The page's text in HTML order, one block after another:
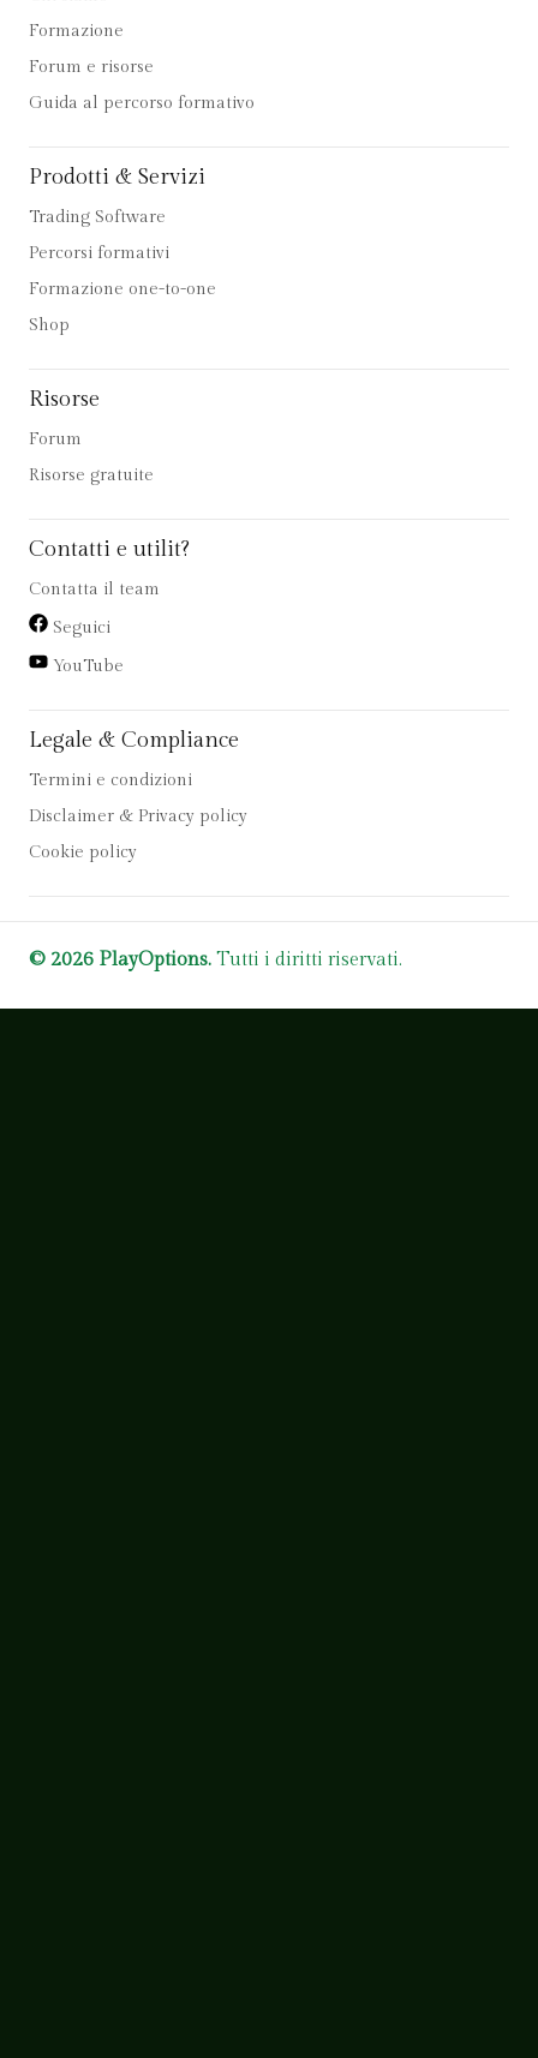
Formazione
Forum e risorse
Guida al percorso formativo
Prodotti & Servizi
Trading Software
Percorsi formativi
Formazione one-to-one
Shop
Risorse
Forum
Risorse gratuite
Contatti e utilit?
Contatta il team
Seguici
YouTube
Legale & Compliance
Termini e condizioni
Disclaimer & Privacy policy
Cookie policy
© 2026 PlayOptions. Tutti i diritti riservati.